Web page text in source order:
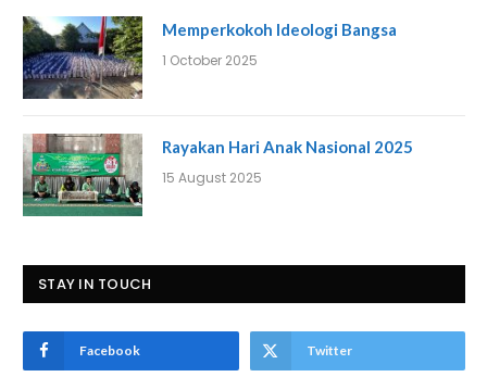
Memperkokoh Ideologi Bangsa
1 October 2025
Rayakan Hari Anak Nasional 2025
15 August 2025
STAY IN TOUCH
Facebook Twitter